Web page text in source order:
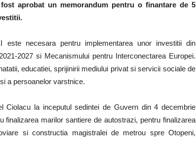
aprobat un memorandum pentru o finantare de 5
este necesara pentru implementarea unor investitii din
2027 si Mecanismului pentru Interconectarea Europei.
educatiei, sprijinirii mediului privat si servicii sociale de
a persoanelor varstnice.
Ciolacu la inceputul sedintei de Guvern din 4 decembrie
finalizarea marilor santiere de autostrazi, pentru finalizarea
si constructia magistralei de metrou spre Otopeni,